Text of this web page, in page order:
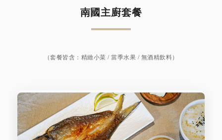
南國主廚套餐
（套餐皆含：精緻小菜 / 當季水果 / 無酒精飲料）